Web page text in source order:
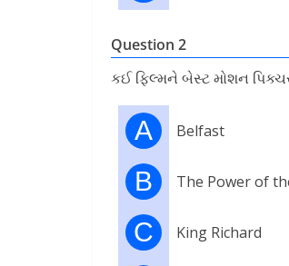
Question 2
કઈ ફિલ્મને બેસ્ટ મોશન
A Belfast
B The Power of
C King Richard